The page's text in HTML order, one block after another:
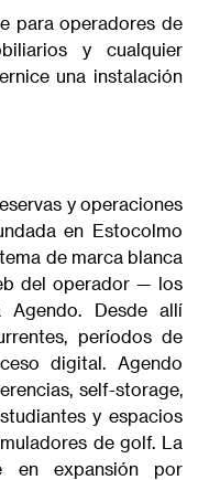
para operadores de
y cualquier
una instalación
y operaciones
en Estocolmo
de marca blanca
del operador — los
Desde allí
períodos de
digital. Agendo
self-storage,
y espacios
de golf. La
en expansión por